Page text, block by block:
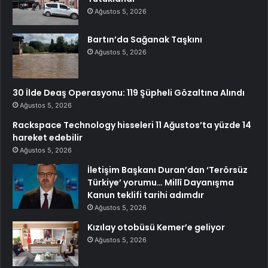
Ağustos 5, 2026
Bartın’da Sağanak Taşkını
Ağustos 5, 2026
30 İlde Deaş Operasyonu: 119 Şüpheli Gözaltına Alındı
Ağustos 5, 2026
Rackspace Technology hisseleri 11 Ağustos’ta yüzde 14
hareket edebilir
Ağustos 5, 2026
İletişim Başkanı Duran’dan ‘Terörsüz
Türkiye’ yorumu… Millî Dayanışma
Kanun teklifi tarihi adımdır
Ağustos 5, 2026
Kızılay otobüsü Kemer’e geliyor
Ağustos 5, 2026